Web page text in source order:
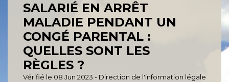
SALARIÉ EN ARRÊT
MALADIE PENDANT UN
CONGÉ PARENTAL :
QUELLES SONT LES
RÈGLES ?
Vérifié le 08 Jun 2023 - Direction de l'information légale